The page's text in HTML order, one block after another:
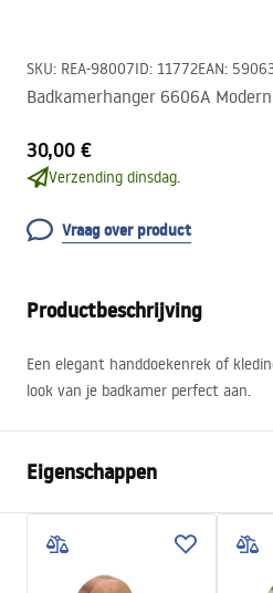
SKU: REA-98007ID: 11772EAN:
Badkamerhanger 6606A
30,00 €
Verzending dinsdag.
Vraag over product
Productbeschrijving
Een elegant handdoekenrek of
look van je badkamer perfect aan.
Eigenschappen